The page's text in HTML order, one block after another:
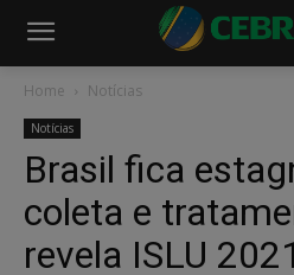
Home Notícias
Notícias
Brasil fica
coleta e
revela ISLU 2021